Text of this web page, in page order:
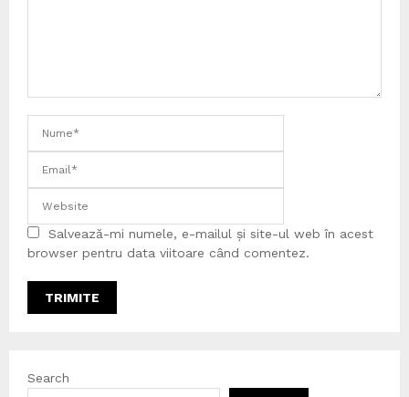
Salvează-mi numele, e-mailul și site-ul web în acest
browser pentru data viitoare când comentez.
Search